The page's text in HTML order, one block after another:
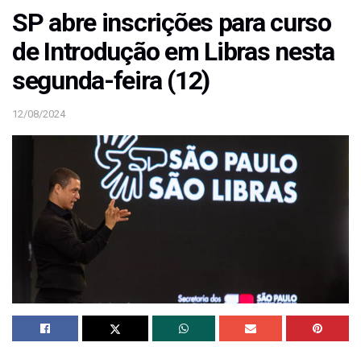
SP abre inscrições para curso
de Introdução em Libras nesta
segunda-feira (12)
12/08/2024